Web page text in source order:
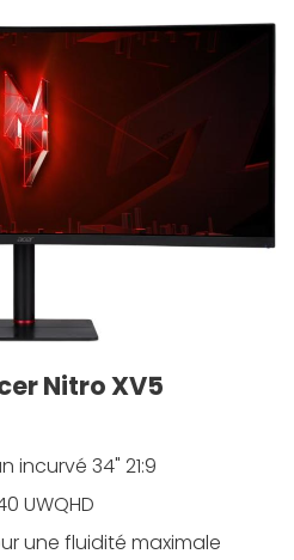
Nitro XV5
incurvé 34" 21:9
UWQHD
une fluidité maximale